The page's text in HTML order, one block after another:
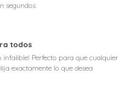
segundos
todos
infalible! Perfecto para que cualquier
exactamente lo que desea